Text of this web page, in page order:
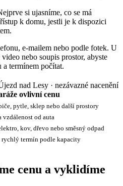
si ujasníme, co se má
k domu, jestli je k dispozici
e-mailem nebo podle fotek. U
nebo soupis prostor, abyste
a termínem počítat.
nad Lesy · nezávazné nacenění
ovlivní cenu
pytle, sklep nebo další prostory
vzdálenost od auta
kov, dřevo nebo směsný odpad
termín podle kapacity
cenu a vyklidíme